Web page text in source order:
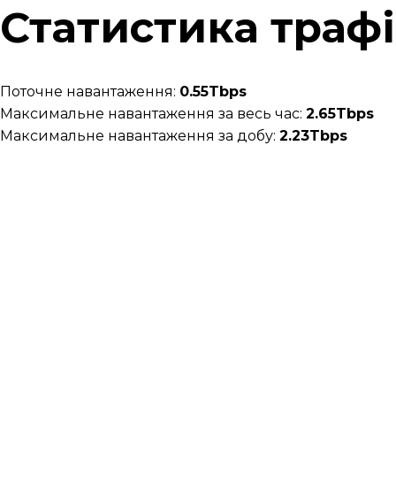
Статистика
Поточне навантаження: 0.55Tbps
Максимальне навантаження за весь час: 2.65Tbps
Максимальне навантаження за добу: 2.23Tbps